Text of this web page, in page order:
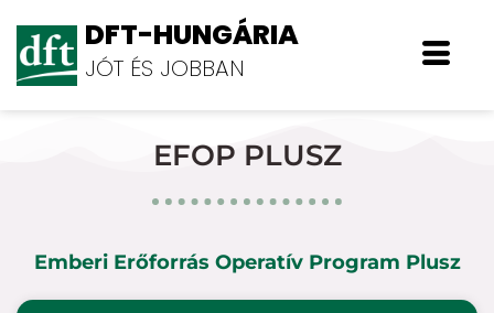
DFT-HUNGÁRIA
JÓT ÉS JOBBAN
EFOP PLUSZ
Emberi Erőforrás Operatív Program Plusz